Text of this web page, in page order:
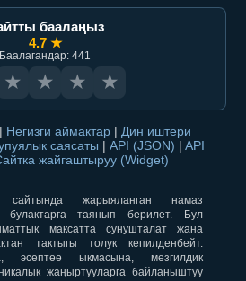
баалаңыз
4.7 ★
Баалагандар: 441
★ ★ ★ ★
| Негизги аймактар | Дин иштери
саясаты | API (JSON) | API
жайгаштыруу (Widget)
сайтында жарыяланган намаз
булактарга таянып берилет. Бул
максатта сунушталат жана
тактыгы толук кепилденбейт.
эсептөө ыкмасына, мезгилдик
жаңыртууларга байланыштуу